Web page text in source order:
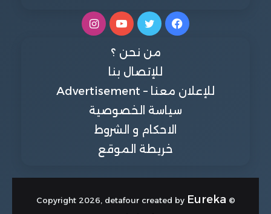
فيسبوكتويتر يوتيوبانستقرام
من نحن ؟
للإتصال بنا
للإعلان معنا – Advertisement
سياسة الخصوصية
الاحكام و الشروط
خريطة الموقع
© Copyright 2026, detafour created by
Eureka